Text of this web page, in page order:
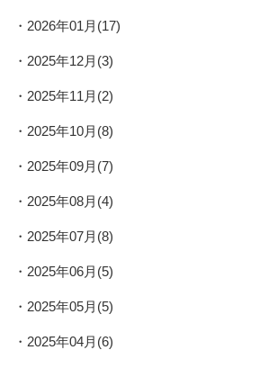
2026年01月(17)
2025年12月(3)
2025年11月(2)
2025年10月(8)
2025年09月(7)
2025年08月(4)
2025年07月(8)
2025年06月(5)
2025年05月(5)
2025年04月(6)